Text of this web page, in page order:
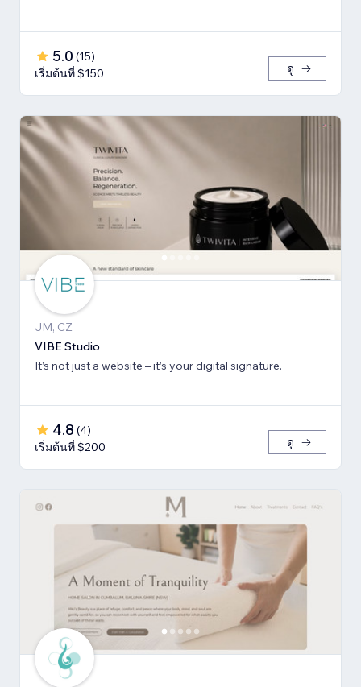
5.0 (15)
เริ่มต้นที่ $150
ดู
JM, CZ
VIBE Studio
It’s not just a website – it’s your digital signature.
4.8 (4)
เริ่มต้นที่ $200
ดู